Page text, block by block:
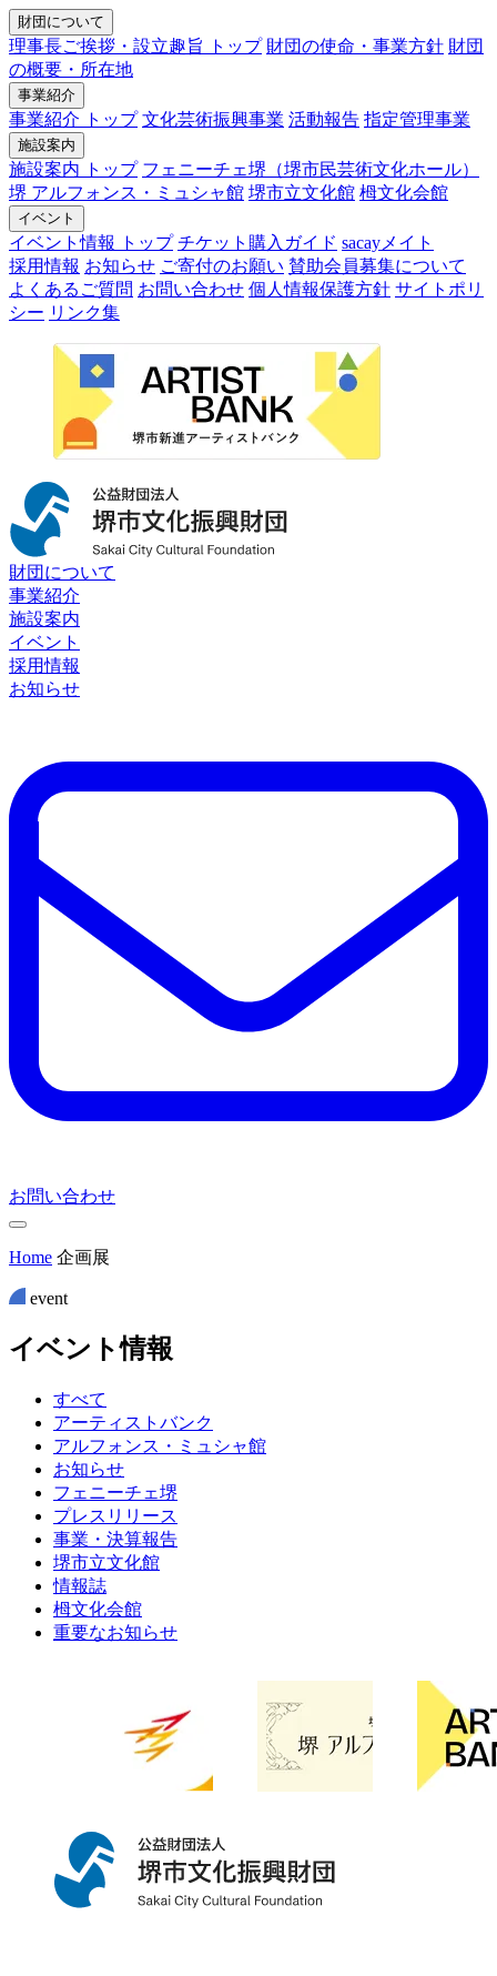
財団について
理事長ご挨拶・設立趣旨 トップ 財団の使命・事業方針 財団
の概要・所在地
事業紹介
事業紹介 トップ 文化芸術振興事業 活動報告 指定管理事業
施設案内
施設案内 トップ フェニーチェ堺（堺市民芸術文化ホール）
堺 アルフォンス・ミュシャ館 堺市立文化館 栂文化会館
イベント
イベント情報 トップ チケット購入ガイド sacayメイト
採用情報 お知らせ ご寄付のお願い 賛助会員募集について
よくあるご質問 お問い合わせ 個人情報保護方針 サイトポリ
シー リンク集
財団について
事業紹介
施設案内
イベント
採用情報
お知らせ
お問い合わせ
Home 企画展
event
イベン ト情報
すべて
アーティストバンク
アルフォンス・ミュシャ館
お知らせ
フェニーチェ堺
プレスリリース
事業・決算報告
堺市立文化館
情報誌
栂文化会館
重要なお知らせ